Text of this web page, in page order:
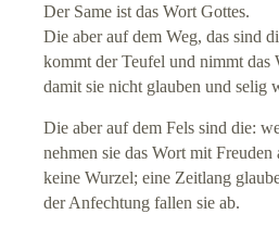
Der Same ist das Wort Gottes.
Die aber auf dem Weg, das sind
kommt der Teufel und nimmt das
damit sie nicht glauben und selig
Die aber auf dem Fels sind die:
nehmen sie das Wort mit
keine Wurzel; eine Zeitlang
der Anfechtung fallen sie ab.